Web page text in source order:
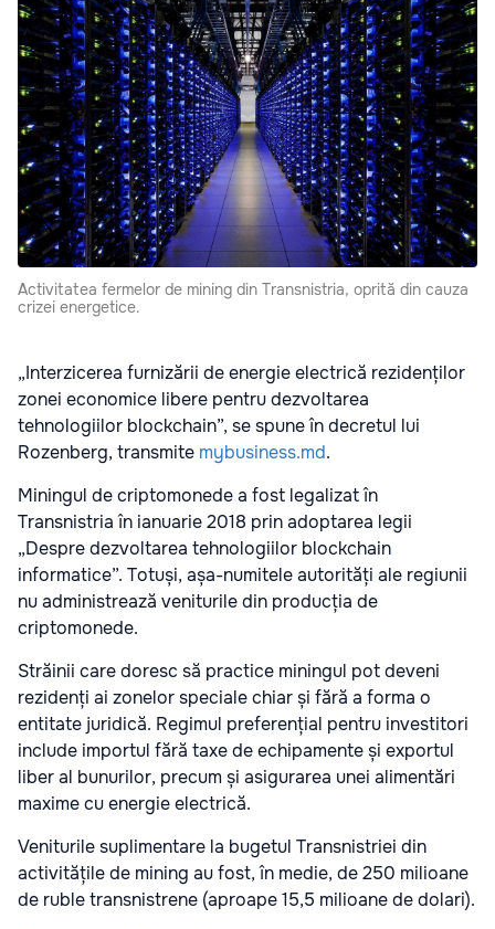
Activitatea fermelor de mining din Transnistria, oprită din cauza
crizei energetice.
„Interzicerea furnizării de energie electrică rezidenților
zonei economice libere pentru dezvoltarea
tehnologiilor blockchain”, se spune în decretul lui
Rozenberg, transmite mybusiness.md.
Miningul de criptomonede a fost legalizat în
Transnistria în ianuarie 2018 prin adoptarea legii
„Despre dezvoltarea tehnologiilor blockchain
informatice”. Totuși, așa-numitele autorități ale regiunii
nu administrează veniturile din producția de
criptomonede.
Străinii care doresc să practice miningul pot deveni
rezidenți ai zonelor speciale chiar și fără a forma o
entitate juridică. Regimul preferențial pentru investitori
include importul fără taxe de echipamente și exportul
liber al bunurilor, precum și asigurarea unei alimentări
maxime cu energie electrică.
Veniturile suplimentare la bugetul Transnistriei din
activitățile de mining au fost, în medie, de 250 milioane
de ruble transnistrene (aproape 15,5 milioane de dolari).